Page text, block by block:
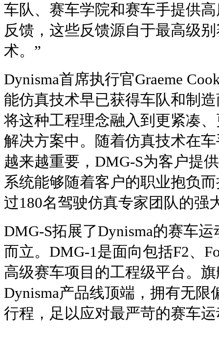
车队、赛车学院和赛车手提供
反馈，这些反馈源自于最高级
术。”
Dynisma首席执行官Graeme
能仿真技术早已获得车队和制
将这种工程理念融入到更紧凑
解决方案中。随着仿真技术在
越来越重要，DMG-S为客户提
系统能够随着客户的职业抱负
过180名驾驶仿真专家团队的强
DMG-S拓展了Dynisma的赛车
而立。DMG-1是面向包括F2、
高级赛车项目的工程级平台。
Dynisma产品线顶端，拥有无
行程，足以应对最严苛的赛车